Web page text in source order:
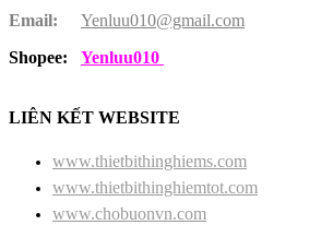
Email:
Yenluu010@gmail.com
Shopee:
Yenluu010
LIÊN KẾT WEBSITE
www.thietbithinghiems.com
www.thietbithinghiemtot.com
www.chobuonvn.com